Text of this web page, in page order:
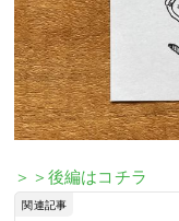
＞＞後編はコチラ
関連記事